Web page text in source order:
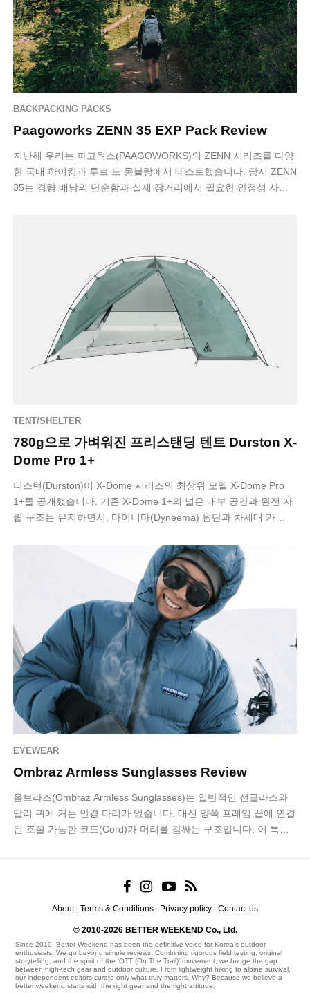
BACKPACKING PACKS
Paagoworks ZENN 35 EXP Pack Review
지난해 우리는 파고웍스(PAAGOWORKS)의 ZENN 시리즈를 다양
한 국내 하이킹과 투르 드 몽블랑에서 테스트했습니다. 당시 ZENN
35는 경량 배낭의 단순함과 실제 장거리에서 필요한 안정성 사이
TENT/SHELTER
780g으로 가벼워진 프리스탠딩 텐트 Durston X-
Dome Pro 1+
더스턴(Durston)이 X-Dome 시리즈의 최상위 모델 X-Dome Pro
1+를 공개했습니다. 기존 X-Dome 1+의 넓은 내부 공간과 완전 자
립 구조는 유지하면서, 다이니마(Dyneema) 원단과 차세대 카…
EYEWEAR
Ombraz Armless Sunglasses Review
옴브라즈(Ombraz Armless Sunglasses)는 일반적인 선글라스와
달리 귀에 거는 안경 다리가 없습니다. 대신 양쪽 프레임 끝에 연결
된 조절 가능한 코드(Cord)가 머리를 감싸는 구조입니다. 이 특이
About· Terms & Conditions · Privacy policy · Contact us
© 2010-2026 BETTER WEEKEND Co., Ltd.
Since 2010, Better Weekend has been the definitive voice for Korea’s outdoor
enthusiasts. We go beyond simple reviews. Combining rigorous field testing, original
storytelling, and the spirit of the ‘OTT (On The Trail)’ movement, we bridge the gap
between high-tech gear and outdoor culture. From lightweight hiking to alpine survival,
our independent editors curate only what truly matters. Why? Because we believe a
better weekend starts with the right gear and the right attitude.